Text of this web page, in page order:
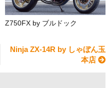
Z750FX by ブルドック
Ninja ZX-14R by しゃぼん玉
本店